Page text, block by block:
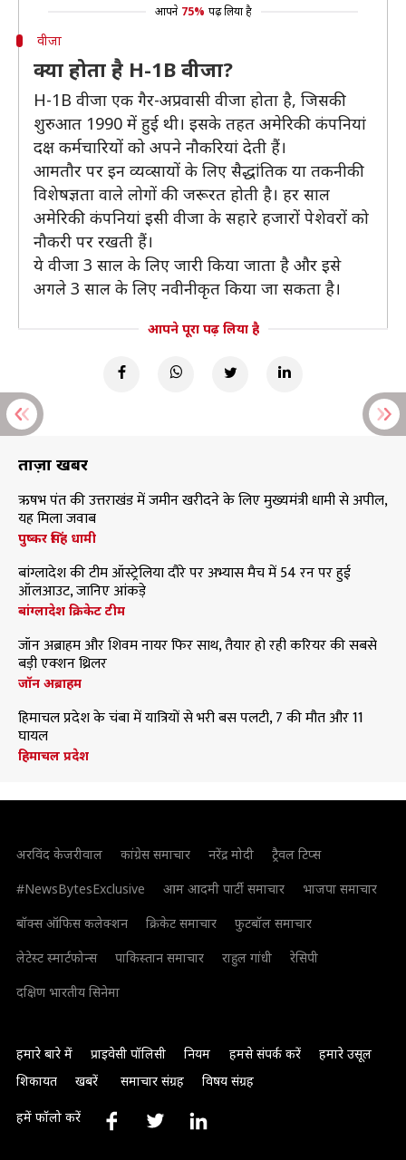
आपने 75% पढ़ लिया है
वीजा
क्या होता है H-1B वीजा?
H-1B वीजा एक गैर-अप्रवासी वीजा होता है, जिसकी
शुरुआत 1990 में हुई थी। इसके तहत अमेरिकी कंपनियां
दक्ष कर्मचारियों को अपने नौकरियां देती हैं।
आमतौर पर इन व्यव्सायों के लिए सैद्धांतिक या तकनीकी
विशेषज्ञता वाले लोगों की जरूरत होती है। हर साल
अमेरिकी कंपनियां इसी वीजा के सहारे हजारों पेशेवरों को
नौकरी पर रखती हैं।
ये वीजा 3 साल के लिए जारी किया जाता है और इसे
अगले 3 साल के लिए नवीनीकृत किया जा सकता है।
आपने पूरा पढ़ लिया है
ताज़ा खबरें
ऋषभ पंत की उत्तराखंड में जमीन खरीदने के लिए मुख्यमंत्री धामी से अपील,
यह मिला जवाब
पुष्कर सिंह धामी
बांग्लादेश की टीम ऑस्ट्रेलिया दौरे पर अभ्यास मैच में 54 रन पर हुई
ऑलआउट, जानिए आंकड़े
बांग्लादेश क्रिकेट टीम
जॉन अब्राहम और शिवम नायर फिर साथ, तैयार हो रही करियर की सबसे
बड़ी एक्शन थ्रिलर
जॉन अब्राहम
हिमाचल प्रदेश के चंबा में यात्रियों से भरी बस पलटी, 7 की मौत और 11
घायल
हिमाचल प्रदेश
अरविंद केजरीवाल कांग्रेस समाचार नरेंद्र मोदी
ट्रैवल टिप्स
#NewsBytesExclusive
आम आदमी पार्टी समाचार
भाजपा समाचार
बॉक्स ऑफिस कलेक्शन
क्रिकेट समाचार
फुटबॉल समाचार
लेटेस्ट स्मार्टफोन्स
पाकिस्तान समाचार राहुल गांधी
रेसिपी
दक्षिण भारतीय सिनेमा
हमारे बारे में प्राइवेसी पॉलिसी नियम हमसे संपर्क करें
हमारे उसूल
शिकायत
खबरें समाचार संग्रह विषय संग्रह
हमें फॉलो करें